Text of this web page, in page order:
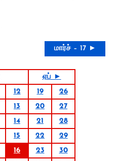
மார்ச் – 17 ►
ஏப் ►
12 19
26
13 20
27
14 21
28
15 22
29
16 23
30